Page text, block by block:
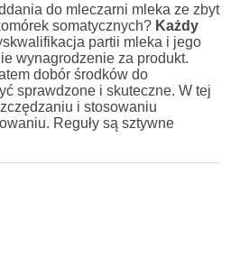
do mleczarni mleka ze zbyt
somatycznych? Każdy
partii mleka i jego
wynagrodzenie za produkt.
dobór środków do
sprawdzone i skuteczne. W tej
i stosowaniu
Reguły są sztywne